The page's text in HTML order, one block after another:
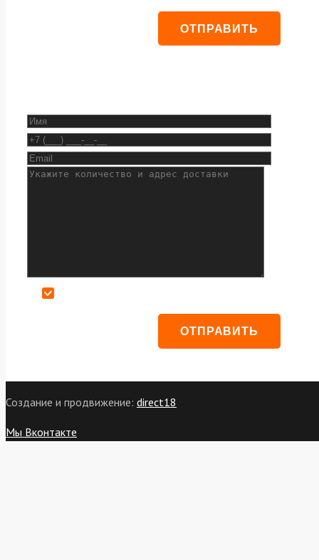
Создание и продвижение: direct18
Мы Вконтакте